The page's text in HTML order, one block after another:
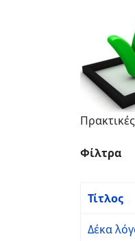
Φίλτρα
Τίτλος
Δέκα